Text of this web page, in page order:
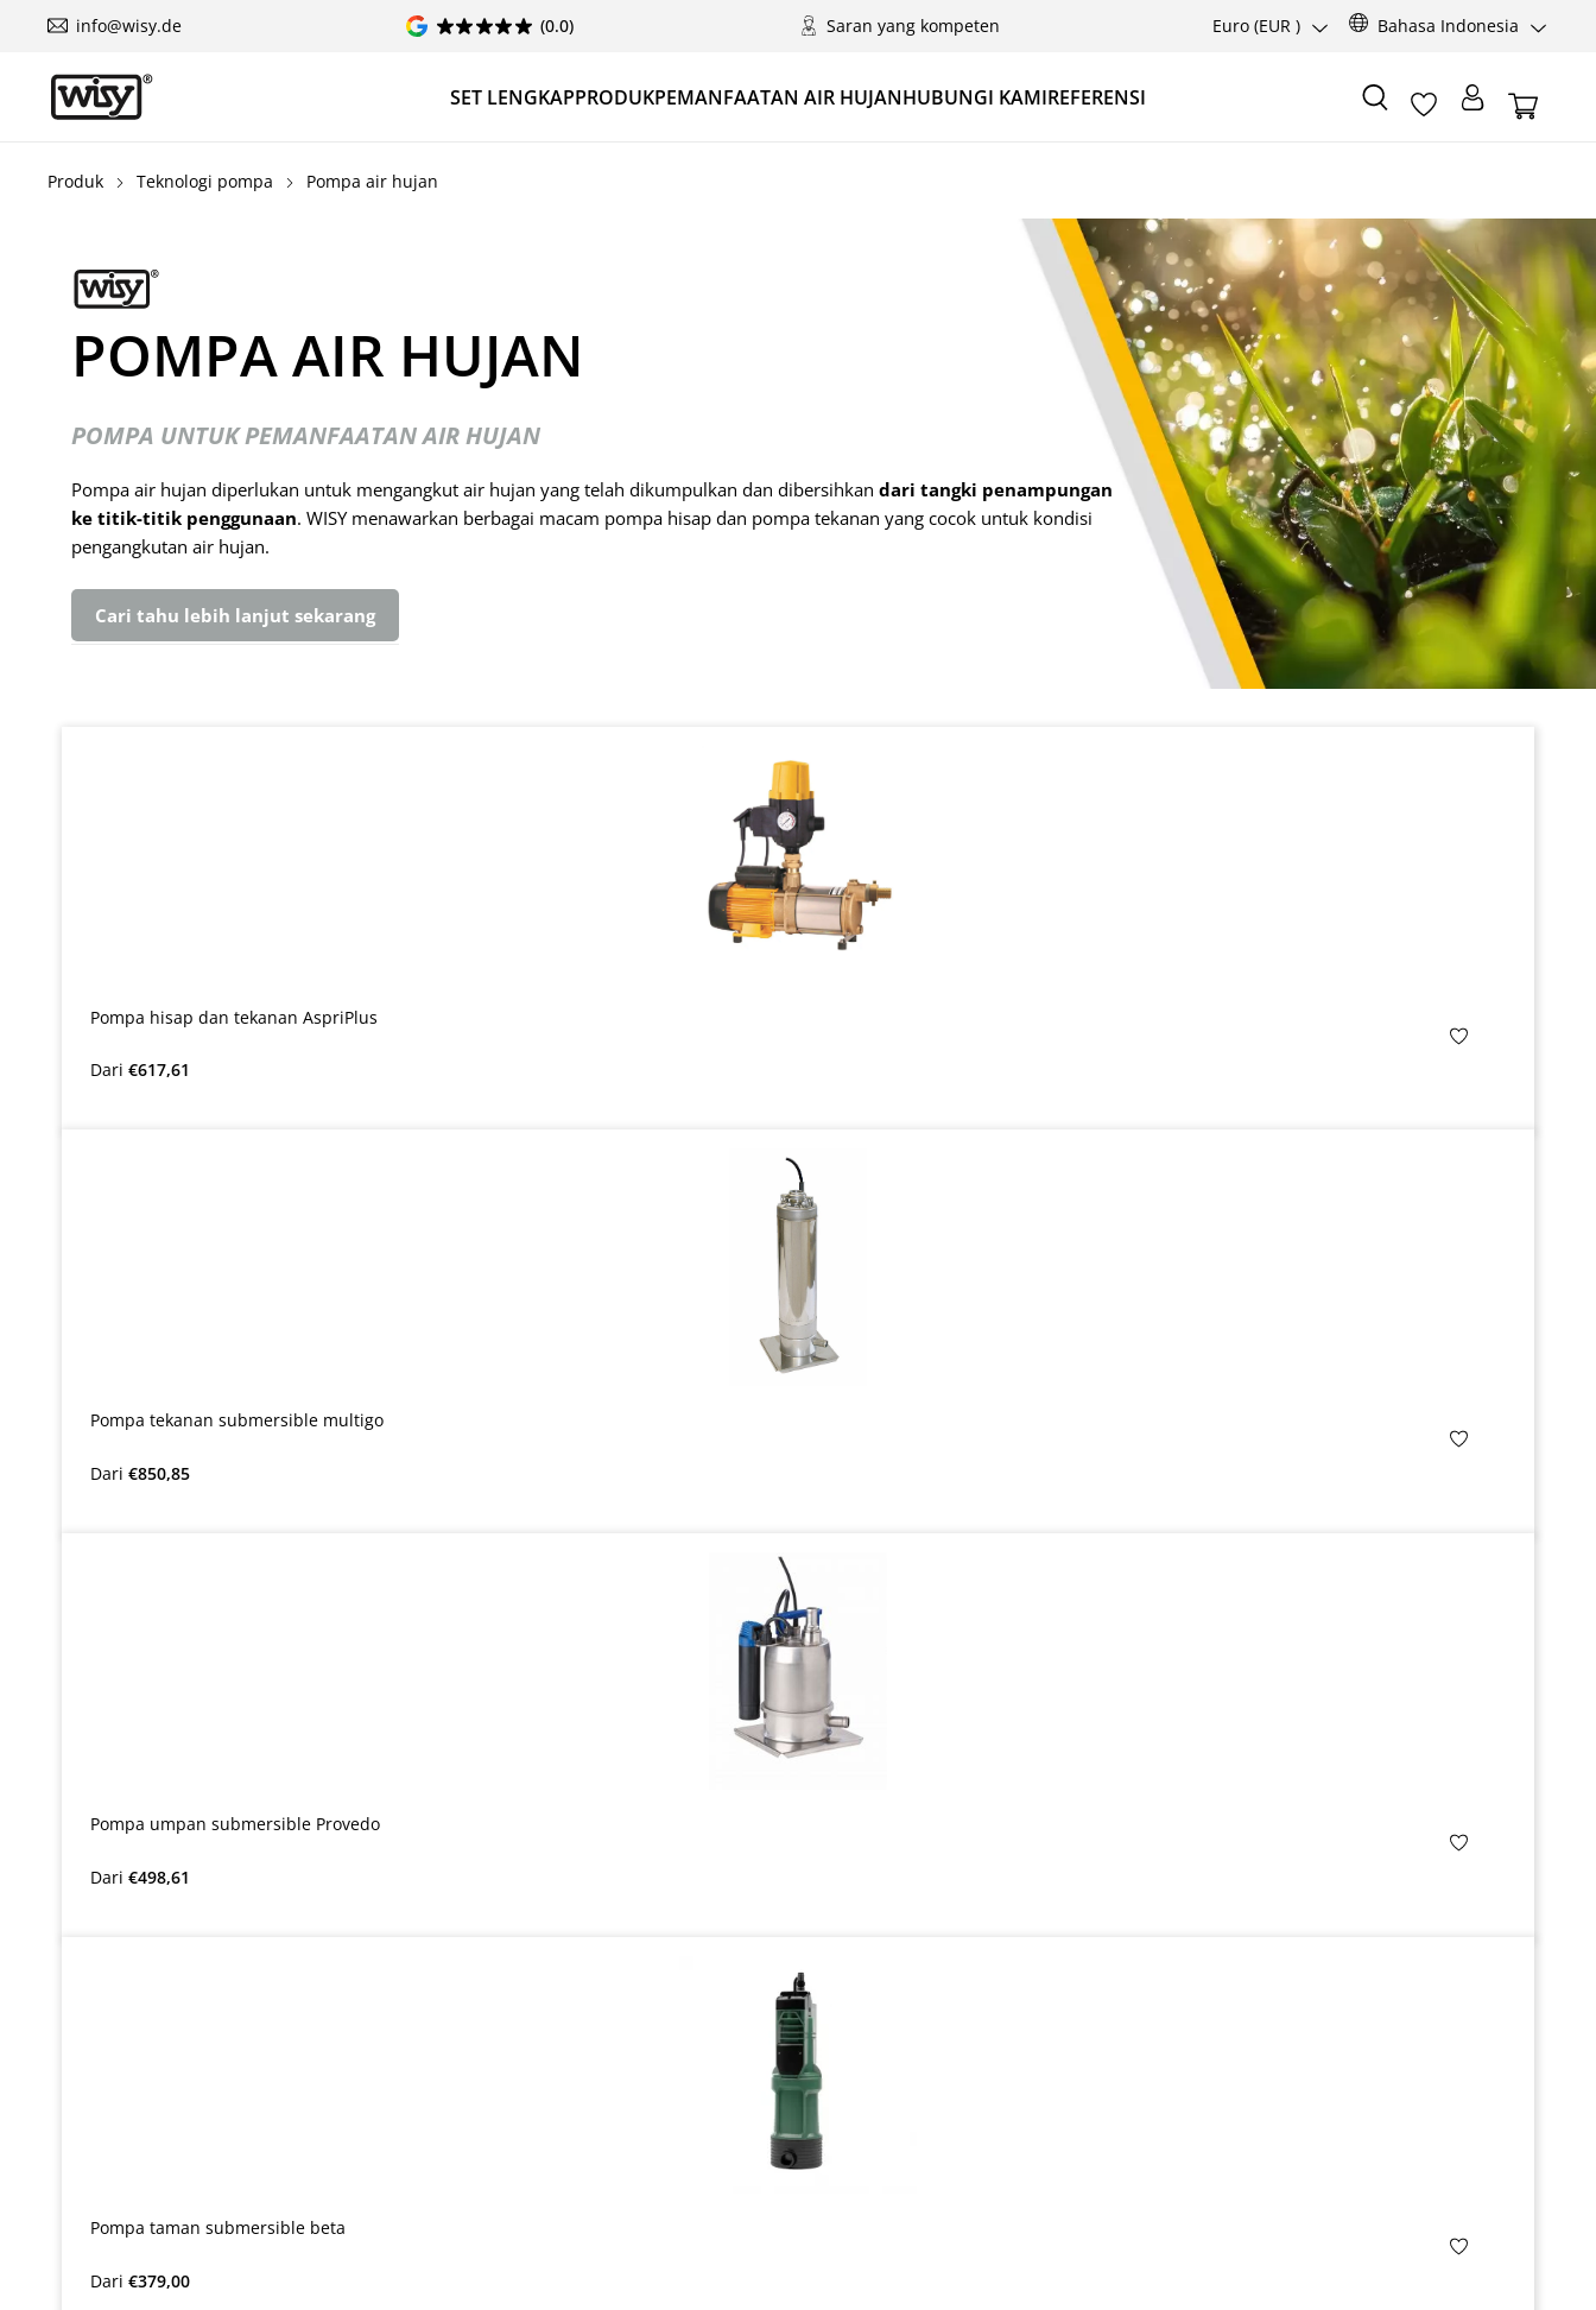
info@wisy.de (0.0) Saran yang kompeten Euro (EUR ) Bahasa Indonesia
SET LENGKAPPRODUKPEMANFAATAN AIR HUJANHUBUNGI KAMIREFERENSI
Produk Teknologi pompa Pompa air hujan
POMPA AIR HUJAN
POMPA UNTUK PEMANFAATAN AIR HUJAN
Pompa air hujan diperlukan untuk mengangkut air hujan yang telah dikumpulkan dan dibersihkan dari tangki penampungan
ke titik-titik penggunaan. WISY menawarkan berbagai macam pompa hisap dan pompa tekanan yang cocok untuk kondisi
pengangkutan air hujan.
Cari tahu lebih lanjut sekarang
Pompa hisap dan tekanan AspriPlus
Harga reguler:
Dari €617,61
Pompa tekanan submersible multigo
Harga reguler:
Dari €850,85
Pompa umpan submersible Provedo
Harga reguler:
Dari €498,61
Pompa taman submersible beta
Harga reguler:
Dari €379,00